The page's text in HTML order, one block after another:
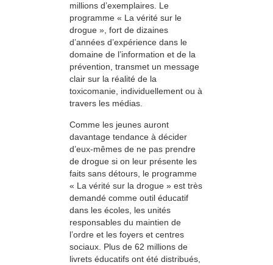
millions d’exemplaires. Le
programme « La vérité sur le
drogue », fort de dizaines
d’années d’expérience dans le
domaine de l’information et de la
prévention, transmet un message
clair sur la réalité de la
toxicomanie, individuellement ou à
travers les médias.
Comme les jeunes auront
davantage tendance à décider
d’eux-mêmes de ne pas prendre
de drogue si on leur présente les
faits sans détours, le programme
« La vérité sur la drogue » est très
demandé comme outil éducatif
dans les écoles, les unités
responsables du maintien de
l’ordre et les foyers et centres
sociaux. Plus de 62 millions de
livrets éducatifs ont été distribués,